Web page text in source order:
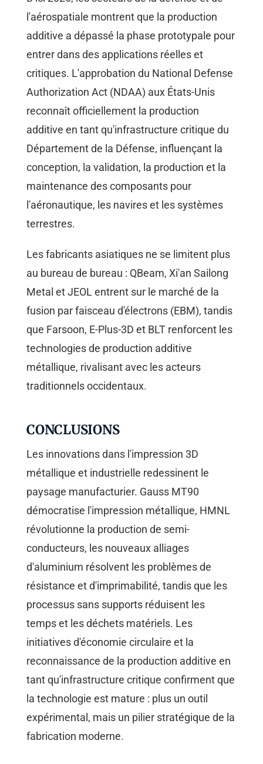
l'aérospatiale montrent que la production
additive a dépassé la phase prototypale pour
entrer dans des applications réelles et
critiques. L'approbation du National Defense
Authorization Act (NDAA) aux États-Unis
reconnaît officiellement la production
additive en tant qu'infrastructure critique du
Département de la Défense, influençant la
conception, la validation, la production et la
maintenance des composants pour
l'aéronautique, les navires et les systèmes
terrestres.
Les fabricants asiatiques ne se limitent plus
au bureau de bureau : QBeam, Xi'an Sailong
Metal et JEOL entrent sur le marché de la
fusion par faisceau d'électrons (EBM), tandis
que Farsoon, E-Plus-3D et BLT renforcent les
technologies de production additive
métallique, rivalisant avec les acteurs
traditionnels occidentaux.
CONCLUSIONS
Les innovations dans l'impression 3D
métallique et industrielle redessinent le
paysage manufacturier. Gauss MT90
démocratise l'impression métallique, HMNL
révolutionne la production de semi-
conducteurs, les nouveaux alliages
d'aluminium résolvent les problèmes de
résistance et d'imprimabilité, tandis que les
processus sans supports réduisent les
temps et les déchets matériels. Les
initiatives d'économie circulaire et la
reconnaissance de la production additive en
tant qu'infrastructure critique confirment que
la technologie est mature : plus un outil
expérimental, mais un pilier stratégique de la
fabrication moderne.